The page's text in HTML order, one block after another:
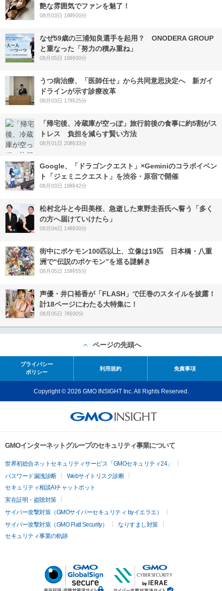
艶な雰囲気でファンを魅了！
08月03日 18時00分
なぜ59歳の三浦知良選手を起用？ ONODERA GROUP
と重なった「努力の積み重ね」
08月05日 16時00分
うつ病治療、「医師任せ」から共同意思決定へ 新ガイ
ドラインが示す診療改革
08月03日 17時25分
「帰宅後、冷蔵庫が空っぽ」旅行前後の食事に約5割がス
トレス 負担を減らす賢い方法
08月01日 20時33分
Google、「ドラゴンクエスト」×Geminiのコラボイベン
ト「ジェミニクエスト」を渋谷・原宿で開催
08月03日 18時42分
松村北斗と今田美桜、急逝した東野圭吾氏へ誓う「多く
の方へ届けていけたら」
08月04日 14時00分
街中にポケモン100匹以上、立像は19匹 日本橋・八重
洲で“伝説のポケモン”を巡る謎解き
08月05日 15時55分
声優・井口裕香が「FLASH」で圧巻のスタイルを披露！
計18ページにわたる大特集に！
08月05日 7時00分
ページの先頭へ
プライバシー
ポリシー
利用規約 免責事項
Copyright © 2026 GMO INSIGHT Inc. All Rights Reserved.
GMOインターネットグループのセキュリティ事業について
世界初総合ネットセキュリティサービス「GMOセキュリティ24」
パスワード漏洩診断
Webサイトリスク診断
セキュリティ相談AIチャットボット
実在証明・盗聴対策
サイバー攻撃対策（GMOサイバーセキュリティ byイエラエ）
サイバー攻撃対策（GMO Flatt Security）
なりすまし対策
セキュリティ事業の軌跡